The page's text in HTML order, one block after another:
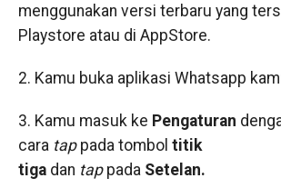
menggunakan versi terbaru yang
Playstore atau di AppStore.
2. Kamu buka aplikasi Whatsapp
3. Kamu masuk ke Pengaturan
cara tap pada tombol titik
tiga dan tap pada Setelan.